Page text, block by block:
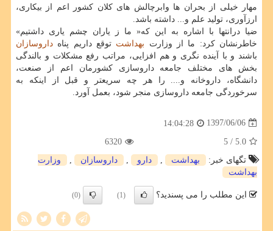
مهار خیلی از بحران ها وابرچالش های كلان كشور اعم از بیكاری،
ارزآوری، تولید علم و... داشته باشد.
ضیا درانتها با اشاره به این كه« ما ز یاران چشم یاری داشتیم»
خاطرنشان كرد: ما از وزارت بهداشت توقع داریم پناه داروسازان
باشند و با آینده نگری و هم افزایی، مراتب رفع مشكلات و بالندگی
بخش های مختلف جامعه داروسازی كشورمان اعم از صنعت،
دانشگاه، داروخانه و.... را هر چه سریعتر و قبل از اینكه به
سرخوردگی جامعه داروسازی منجر شود، بعمل آورد.
1397/06/06
14:04:28
5.0
/ 5
6320
تگهای خبر:
بهداشت دارو داروسازان
وزارت
بهداشت
این مطلب را می پسندید؟ (1)
(0)